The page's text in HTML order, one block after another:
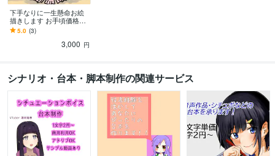
下手なりに一生懸命お絵
描きします お手頃価格で
お値段相応のオリジナル
イラスト
5.0 (3)
3,000 円
シナリオ・台本・脚本制作の関連サービス